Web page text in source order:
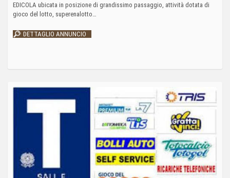
EDICOLA ubicata in posizione di grandissimo passaggio, attività dotata di
gioco del lotto, superenalotto…
DETTAGLIO ANNUNCIO